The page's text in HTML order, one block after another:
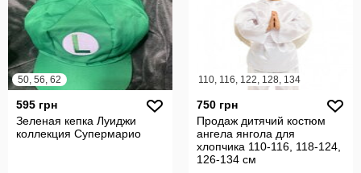
50, 56, 62
595 грн
Зеленая кепка Луиджи
коллекция Супермарио
110, 116, 122, 128, 134
750 грн
Продаж дитячий костюм
ангела янгола для
хлопчика 110-116, 118-124,
126-134 см